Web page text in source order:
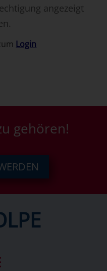
angezeigt
Login
gehören!